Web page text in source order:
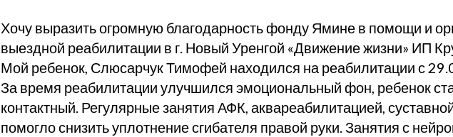
Хочу выразить огромную благодарность фонду Ямине в помощи и
выездной реабилитации в г. Новый Уренгой «Движение жизни» ИП
Мой ребенок, Слюсарчук Тимофей находился на реабилитации с
За время реабилитации улучшился эмоциональный фон, ребенок
контактный. Регулярные занятия АФК, аквареабилитацией,
помогло снизить уплотнение сгибателя правой руки. Занятия с